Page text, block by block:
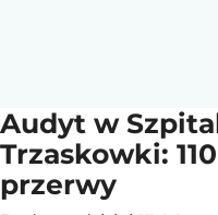
Audyt w
Trzaskowki:
przerwy